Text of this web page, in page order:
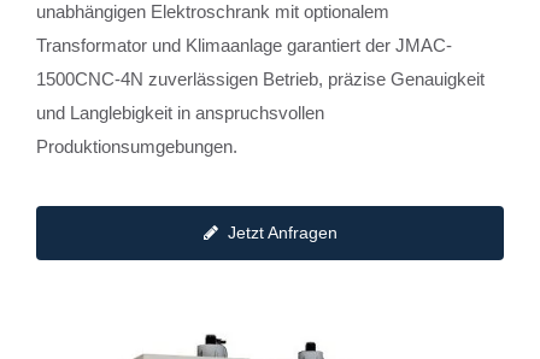
unabhängigen Elektroschrank mit optionalem
Transformator und Klimaanlage garantiert der JMAC-
1500CNC-4N zuverlässigen Betrieb, präzise Genauigkeit
und Langlebigkeit in anspruchsvollen
Produktionsumgebungen.
Jetzt Anfragen